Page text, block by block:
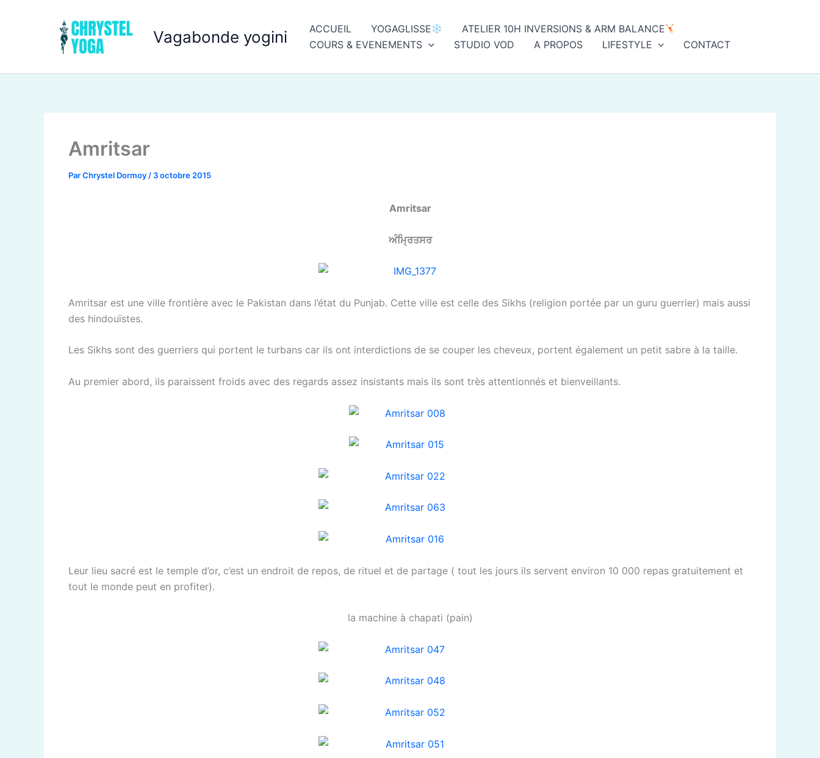
Vagabonde yogini ACCUEIL YOGAGLISSE
ATELIER 10H INVERSIONS & ARM BALANCE
COURS & EVENEMENTS
STUDIO VOD A PROPOS LIFESTYLE CONTACT
Amritsar
ParChrystel Dormoy / 3 octobre 2015
Amritsar
ਅੰਮ੍ਰਿਤਸਰ
Amritsar est une ville frontière avec le Pakistan dans l’état du Punjab. Cette ville est celle des Sikhs (religion portée par un guru guerrier) mais aussi
des hindouïstes.
Les Sikhs sont des guerriers qui portent le turbans car ils ont interdictions de se couper les cheveux, portent également un petit sabre à la taille.
Au premier abord, ils paraissent froids avec des regards assez insistants mais ils sont très attentionnés et bienveillants.
Leur lieu sacré est le temple d’or, c’est un endroit de repos, de rituel et de partage ( tout les jours ils servent environ 10 000 repas gratuitement et
tout le monde peut en profiter).
la machine à chapati (pain)